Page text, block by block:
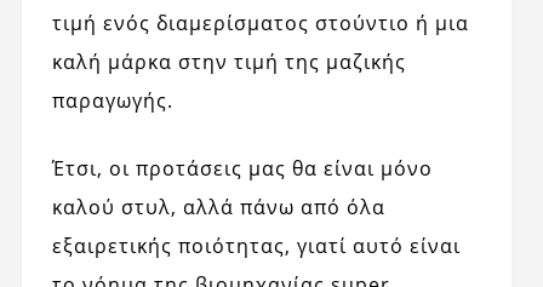
τιμή ενός διαμερίσματος στούντιο ή μια
καλή μάρκα στην τιμή της μαζικής
παραγωγής.
Έτσι, οι προτάσεις μας θα είναι μόνο
καλού στυλ, αλλά πάνω από όλα
εξαιρετικής ποιότητας, γιατί αυτό είναι